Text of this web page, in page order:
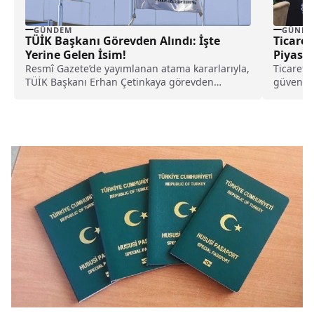
GÜNDEM
TÜİK Başkanı Görevden Alındı: İşte
Yerine Gelen İsim!
Resmî Gazete’de yayımlanan atama kararlarıyla,
TÜİK Başkanı Erhan Çetinkaya görevden
Ticaret
Ticaret